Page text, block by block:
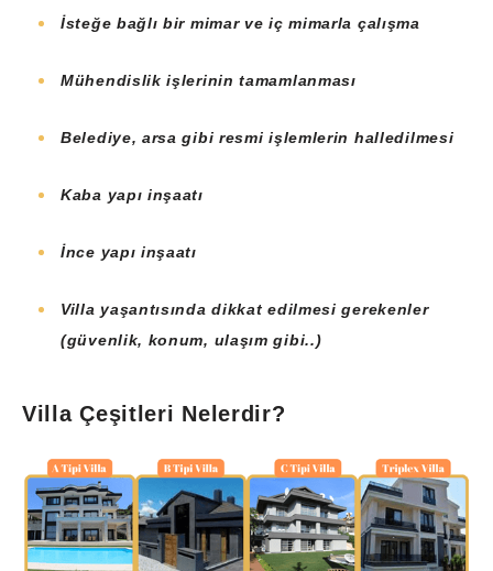
İsteğe bağlı bir mimar ve iç mimarla çalışma
Mühendislik işlerinin tamamlanması
Belediye, arsa gibi resmi işlemlerin halledilmesi
Kaba yapı inşaatı
İnce yapı inşaatı
Villa yaşantısında dikkat edilmesi gerekenler
(güvenlik, konum, ulaşım gibi..)
Villa Çeşitleri Nelerdir?